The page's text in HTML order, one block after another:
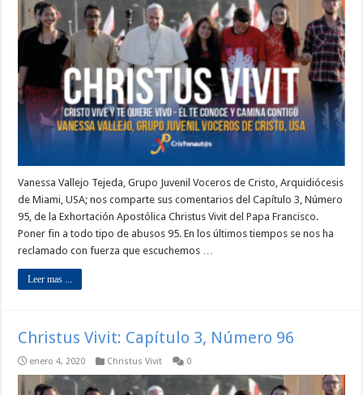
Vanessa Vallejo Tejeda, Grupo Juvenil Voceros de Cristo, Arquidiócesis
de Miami, USA; nos comparte sus comentarios del Capítulo 3, Número
95, de la Exhortación Apostólica Christus Vivit del Papa Francisco.
Poner fin a todo tipo de abusos 95. En los últimos tiempos se nos ha
reclamado con fuerza que escuchemos …
Leer mas ...
Christus Vivit: Capítulo 3, Número 96
enero 4, 2020 Christus Vivit 0